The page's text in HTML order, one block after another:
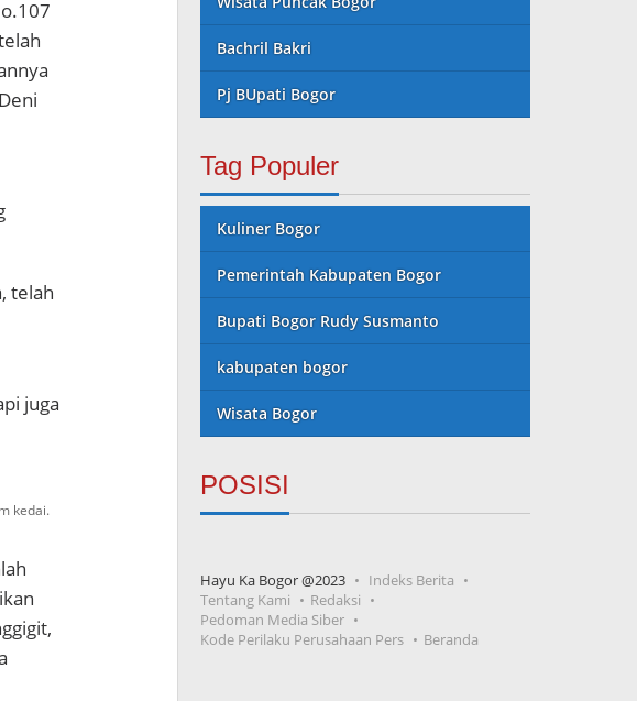
telah
juga
kedai.
Bachril Bakri
Pj BUpati Bogor
Tag Populer
Kuliner Bogor
Pemerintah Kabupaten Bogor
Bupati Bogor Rudy Susmanto
kabupaten bogor
Wisata Bogor
POSISI
Hayu Ka Bogor @2023
Indeks Berita
Tentang Kami
Redaksi
Pedoman Media Siber
Kode Perilaku Perusahaan Pers
Beranda